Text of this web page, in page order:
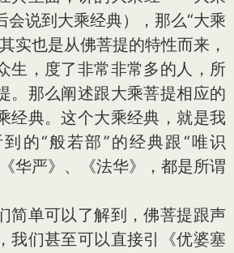
会说到大乘经典），那么“大乘
实也是从佛菩提的特性而来，
生，度了非常非常多的人，所
。那么阐述跟大乘菩提相应的
经典。这个大乘经典，就是我
的“般若部”的经典跟“唯识
华严》、《法华》，都是所谓
单可以了解到，佛菩提跟声
我们甚至可以直接引《优婆塞